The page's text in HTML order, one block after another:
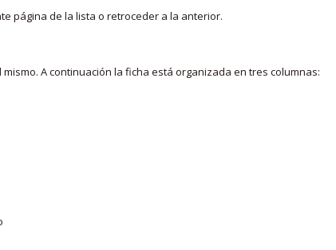
página de la lista o retroceder a la anterior.
A continuación la ficha está organizada en tres columnas: